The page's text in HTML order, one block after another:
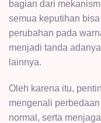
bagian dari
semua keputihan
perubahan pada
menjadi tanda
lainnya.
Oleh karena itu,
mengenali
normal, serta